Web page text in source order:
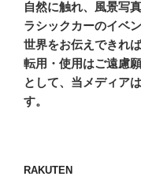
自然に触れ、風景写
ラシックカーのイベ
世界をお伝えできれ
転用・使用はご遠慮
として、当メディア
す。
RAKUTEN